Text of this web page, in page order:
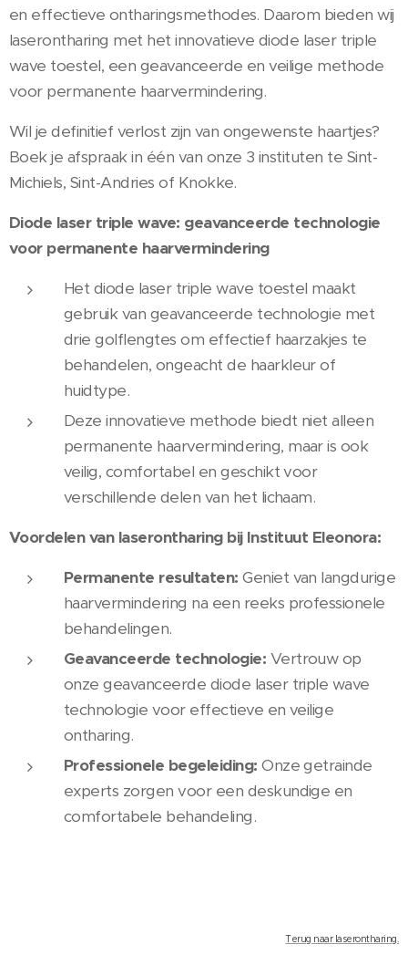
en effectieve ontharingsmethodes. Daarom bieden wij
laserontharing met het innovatieve diode laser triple
wave toestel, een geavanceerde en veilige methode
voor permanente haarvermindering.
Wil je definitief verlost zijn van ongewenste haartjes?
Boek je afspraak in één van onze 3 instituten te Sint-
Michiels, Sint-Andries of Knokke.
Diode laser triple wave: geavanceerde technologie
voor permanente haarvermindering
Het diode laser triple wave toestel maakt
gebruik van geavanceerde technologie met
drie golflengtes om effectief haarzakjes te
behandelen, ongeacht de haarkleur of
huidtype.
Deze innovatieve methode biedt niet alleen
permanente haarvermindering, maar is ook
veilig, comfortabel en geschikt voor
verschillende delen van het lichaam.
Voordelen van laserontharing bij Instituut Eleonora:
Permanente resultaten: Geniet van langdurige
haarvermindering na een reeks professionele
behandelingen.
Geavanceerde technologie: Vertrouw op
onze geavanceerde diode laser triple wave
technologie voor effectieve en veilige
ontharing.
Professionele begeleiding: Onze getrainde
experts zorgen voor een deskundige en
comfortabele behandeling.
Terug naar laserontharing.